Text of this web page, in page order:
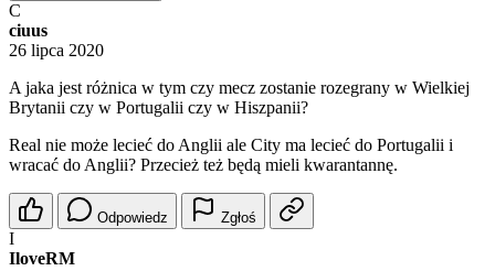
C
ciuus
26 lipca 2020
A jaka jest różnica w tym czy mecz zostanie rozegrany w Wielkiej
Brytanii czy w Portugalii czy w Hiszpanii?
Real nie może lecieć do Anglii ale City ma lecieć do Portugalii i
wracać do Anglii? Przecież też będą mieli kwarantannę.
Odpowiedz Zgłoś
I
IloveRM